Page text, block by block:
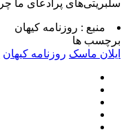
سلبریتی‌های پرادعای ما
منبع : روزنامه کیهان
برچسب ها
ایلان ماسک روزنامه کیهان